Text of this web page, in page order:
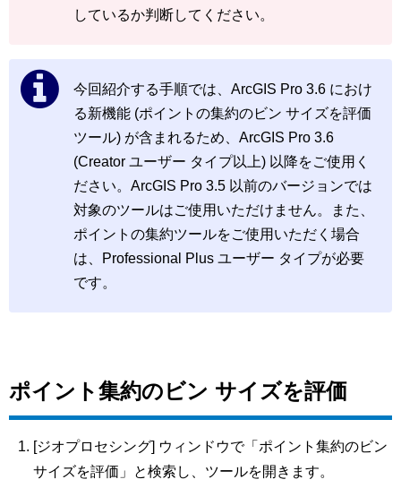
しているか判断してください。
今回紹介する手順では、ArcGIS Pro 3.6 におけ
る新機能 (ポイントの集約のビン サイズを評価
ツール) が含まれるため、ArcGIS Pro 3.6
(Creator ユーザー タイプ以上) 以降をご使用く
ださい。ArcGIS Pro 3.5 以前のバージョンでは
対象のツールはご使用いただけません。また、
ポイントの集約ツールをご使用いただく場合
は、Professional Plus ユーザー タイプが必要
です。
ポイント集約のビン サイズを評価
[ジオプロセシング] ウィンドウで「ポイント集約のビン
サイズを評価」と検索し、ツールを開きます。